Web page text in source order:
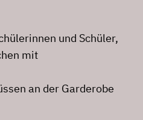
und Schüler,
mit
an der Garderobe